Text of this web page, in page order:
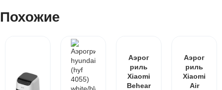
Похожие
Аэрог
риль
Xiaomi
Behear
Аэрог
риль
Xiaomi
Air